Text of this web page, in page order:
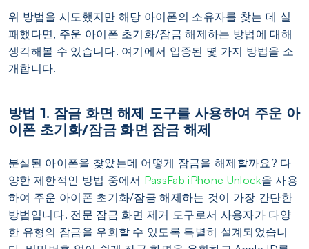
위 방법을 시도했지만 해당 아이폰의 소유자를 찾는 데 실
패했다면, 주운 아이폰 초기화/잠금 해제하는 방법에 대해
생각해볼 수 있습니다. 여기에서 입증된 몇 가지 방법을 소
개합니다.
방법 1. 잠금 화면 해제 도구를 사용하여 주운 아
이폰 초기화/잠금 화면 잠금 해제
분실된 아이폰을 찾았는데 어떻게 잠금을 해제할까요? 다
양한 제한적인 방법 중에서 PassFab iPhone Unlock을 사용
하여 주운 아이폰 초기화/잠금 해제하는 것이 가장 간단한
방법입니다. 전문 잠금 화면 제거 도구로서 사용자가 다양
한 유형의 잠금을 우회할 수 있도록 특별히 설계되었습니